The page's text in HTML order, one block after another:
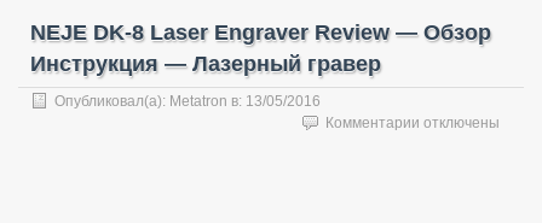
NEJE DK-8 Laser Engraver Review — Обзор
Инструкция — Лазерный гравер
Опубликовал(а): Metatron в: 13/05/2016
Комментарии котключены